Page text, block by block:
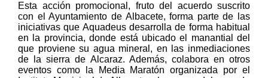
Esta acción promocional, fruto del acuerdo suscrito
con el Ayuntamiento de Albacete, forma parte de las
iniciativas que Aquadeus desarrolla de forma habitual
en la provincia, donde está ubicado el manantial del
que proviene su agua mineral, en las inmediaciones
de la sierra de Alcaraz. Además, colabora en otros
eventos como la Media Maratón organizada por el